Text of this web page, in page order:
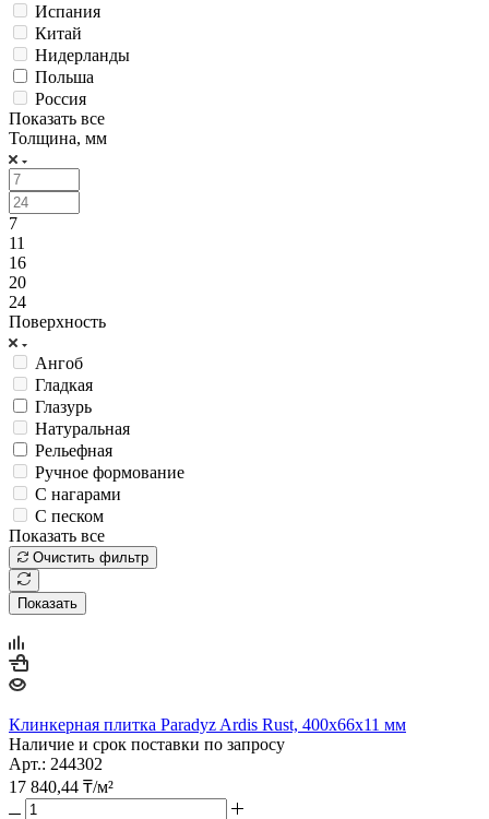
Испания
Китай
Нидерланды
Польша
Россия
Показать все
Толщина, мм
7
11
16
20
24
Поверхность
Ангоб
Гладкая
Глазурь
Натуральная
Рельефная
Ручное формование
С нагарами
С песком
Показать все
Очистить фильтр
Показать
Клинкерная плитка Paradyz Ardis Rust, 400х66х11 мм
Наличие и срок поставки по запросу
Арт.: 244302
17 840,44 ₸/м²